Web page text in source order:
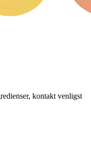
kontakt venligst